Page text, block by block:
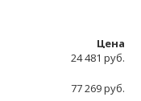
Цена
24 481 руб.
77 269 руб.